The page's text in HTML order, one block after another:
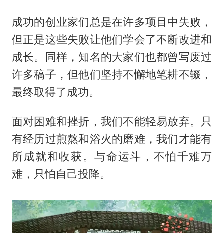
成功的创业家们总是在许多项目中失败，
但正是这些失败让他们学会了不断改进和
成长。同样，知名的大家们也都曾写废过
许多稿子，但他们坚持不懈地笔耕不辍，
最终取得了成功。
面对困难和挫折，我们不能轻易放弃。只
有经历过煎熬和浴火的磨难，我们才能有
所成就和收获。与命运斗，不怕千难万
难，只怕自己投降。